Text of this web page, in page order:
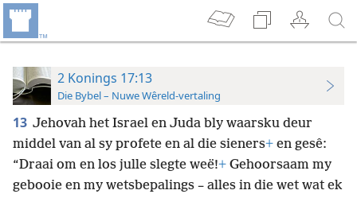
2 Konings 17:13
Die Bybel – Nuwe Wêreld-vertaling
13 Jehovah het Israel en Juda bly waarsku deur
middel van al sy profete en al die sieners+ en gesê:
“Draai om en los julle slegte weë!+ Gehoorsaam my
gebooie en my wetsbepalings – alles in die wet wat ek